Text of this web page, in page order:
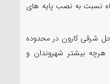
نسبت به نصب پایه های
شرقی کارون در محدوده
هرچه بیشتر شهروندان و